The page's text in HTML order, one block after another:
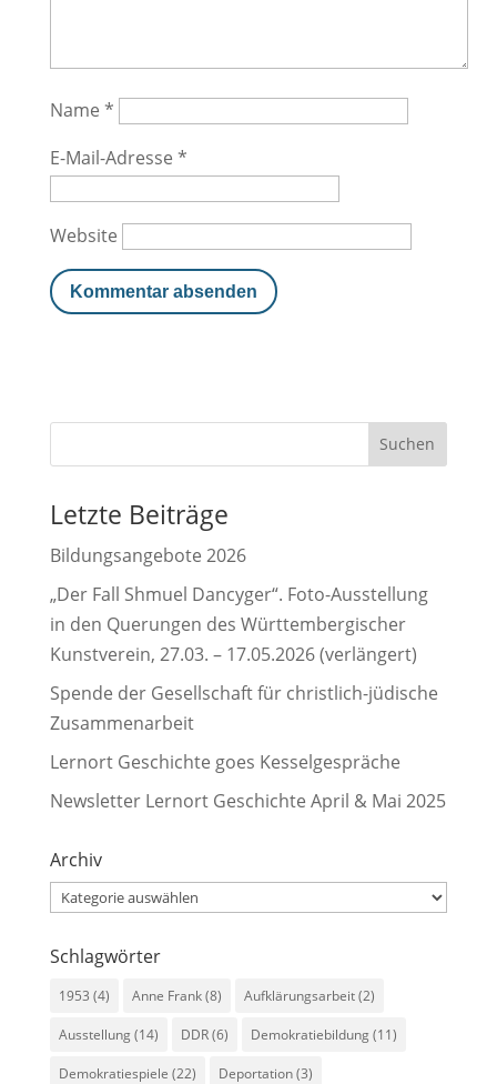
Name *
E-Mail-Adresse *
Website
Letzte Beiträge
Bildungsangebote 2026
„Der Fall Shmuel Dancyger“. Foto-Ausstellung
in den Querungen des Württembergischer
Kunstverein, 27.03. – 17.05.2026 (verlängert)
Spende der Gesellschaft für christlich-jüdische
Zusammenarbeit
Lernort Geschichte goes Kesselgespräche
Newsletter Lernort Geschichte April & Mai 2025
Archiv
Archiv
Schlagwörter
1953 (4) Anne Frank(8) Aufklärungsarbeit(2)
Ausstellung(14) DDR(6) Demokratiebildung(11)
Demokratiespiele (22) Deportation(3)